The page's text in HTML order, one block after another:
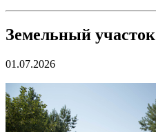
Земельный участок
01.07.2026